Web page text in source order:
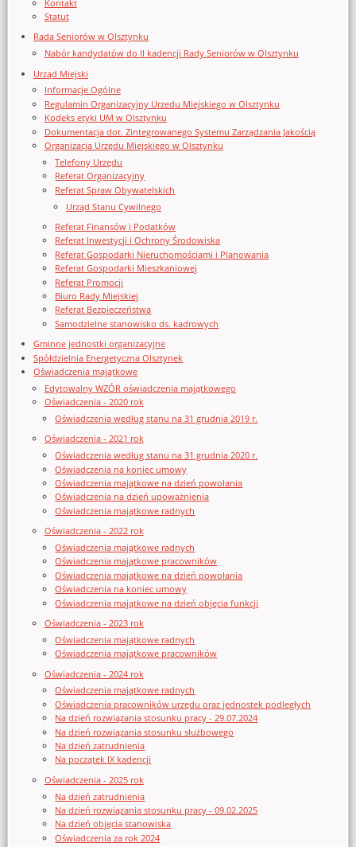
Kontakt
Statut
Rada Seniorów w Olsztynku
Nabór kandydatów do II kadencji Rady Seniorów w Olsztynku
Urząd Miejski
Informacje Ogólne
Regulamin Organizacyjny Urzedu Miejskiego w Olsztynku
Kodeks etyki UM w Olsztynku
Dokumentacja dot. Zintegrowanego Systemu Zarządzania Jakością
Organizacja Urzędu Miejskiego w Olsztynku
Telefony Urzędu
Referat Organizacyjny
Referat Spraw Obywatelskich
Urząd Stanu Cywilnego
Referat Finansów i Podatków
Referat Inwestycji i Ochrony Środowiska
Referat Gospodarki Nieruchomościami i Planowania
Referat Gospodarki Mieszkaniowej
Referat Promocji
Biuro Rady Miejskiej
Referat Bezpieczeństwa
Samodzielne stanowisko ds. kadrowych
Gminne jednostki organizacyjne
Spółdzielnia Energetyczna Olsztynek
Oświadczenia majątkowe
Edytowalny WZÓR oświadczenia majątkowego
Oświadczenia - 2020 rok
Oświadczenia według stanu na 31 grudnia 2019 r.
Oświadczenia - 2021 rok
Oświadczenia według stanu na 31 grudnia 2020 r.
Oświadczenia na koniec umowy
Oświadczenia majątkowe na dzień powołania
Oświadczenia na dzień upoważnienia
Oświadczenia majątkowe radnych
Oświadczenia - 2022 rok
Oświadczenia majątkowe radnych
Oświadczenia majątkowe pracowników
Oświadczenia majątkowe na dzień powołania
Oświadczenia na koniec umowy
Oświadczenia majątkowe na dzień objęcia funkcji
Oświadczenia - 2023 rok
Oświadczenia majątkowe radnych
Oświadczenia majątkowe pracowników
Oświadczenia - 2024 rok
Oświadczenia majątkowe radnych
Oświadczenia pracowników urzędu oraz jednostek podległych
Na dzień rozwiązania stosunku pracy - 29.07.2024
Na dzień rozwiązania stosunku służbowego
Na dzień zatrudnienia
Na początek IX kadencji
Oświadczenia - 2025 rok
Na dzień zatrudnienia
Na dzień rozwiązania stosunku pracy - 09.02.2025
Na dzień objęcia stanowiska
Oświadczenia za rok 2024